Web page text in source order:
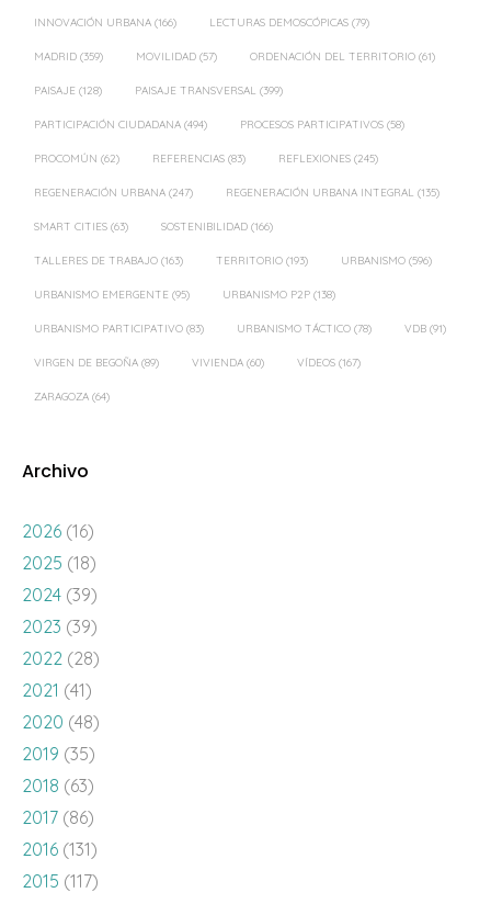
INNOVACIÓN URBANA (166) LECTURAS DEMOSCÓPICAS (79)
MADRID (359) MOVILIDAD (57) ORDENACIÓN DEL TERRITORIO (61)
PAISAJE (128) PAISAJE TRANSVERSAL (399)
PARTICIPACIÓN CIUDADANA (494) PROCESOS PARTICIPATIVOS (58)
PROCOMÚN (62) REFERENCIAS (83) REFLEXIONES (245)
REGENERACIÓN URBANA (247) REGENERACIÓN URBANA INTEGRAL (135)
SMART CITIES (63) SOSTENIBILIDAD (166)
TALLERES DE TRABAJO (163) TERRITORIO (193) URBANISMO (596)
URBANISMO EMERGENTE (95) URBANISMO P2P (138)
URBANISMO PARTICIPATIVO (83) URBANISMO TÁCTICO (78) VDB (91)
VIRGEN DE BEGOÑA (89) VIVIENDA (60) VÍDEOS (167)
ZARAGOZA (64)
Archivo
2026 (16)
2025 (18)
2024 (39)
2023 (39)
2022 (28)
2021 (41)
2020 (48)
2019 (35)
2018 (63)
2017 (86)
2016 (131)
2015 (117)